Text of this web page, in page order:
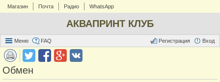
Магазин Почта Радио WhatsApp
АКВАПРИНТ КЛУБ
Меню FAQ Вход
Регистрация
Обмен